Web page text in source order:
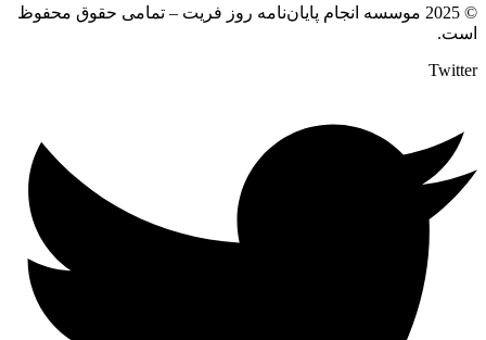
© 2025 موسسه انجام پایان‌نامه روز فریت – تمامی حقوق محفوظ
است.
Twitter